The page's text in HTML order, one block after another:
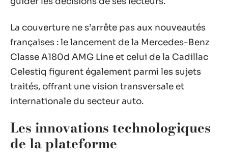
La couverture ne s’arrête pas aux nouveautés
françaises : le lancement de la Mercedes-Benz
Classe A180d AMG Line et celui de la Cadillac
Celestiq figurent également parmi les sujets
traités, offrant une vision transversale et
internationale du secteur auto.
Les innovations technologiques
de la plateforme